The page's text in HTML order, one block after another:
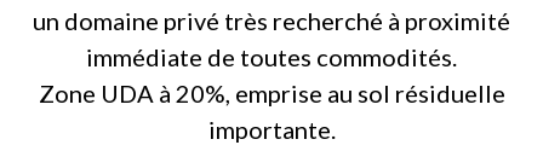
un domaine privé très recherché à proximité
immédiate de toutes commodités.
Zone UDA à 20%, emprise au sol résiduelle
importante.